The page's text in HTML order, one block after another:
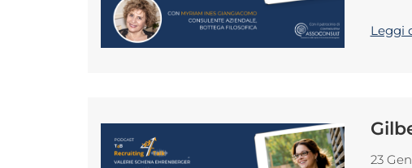
Leggi
23